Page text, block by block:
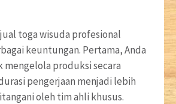
toga wisuda profesional
keuntungan. Pertama, Anda
produksi secara
pengerjaan menjadi lebih
oleh tim ahli khusus.